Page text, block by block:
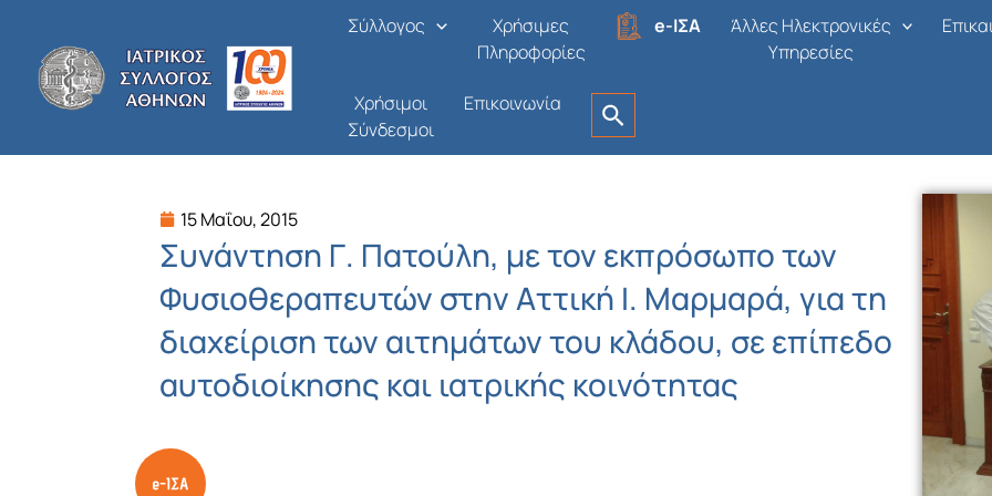
περιεχόμενο
Σύλλογος
Χρήσιμες
Πληροφορίες
e-ΙΣΑ
Άλλες Ηλεκτρονικές
Υπηρεσίες
Χρήσιμοι
Σύνδεσμοι
Επικοινωνία
15 Μαΐου, 2015
Συνάντηση Γ. Πατούλη, με τον εκπρόσωπο των
Φυσιοθεραπευτών στην Αττική Ι. Μαρμαρά, για τη
διαχείριση των αιτημάτων του κλάδου, σε επίπεδο
αυτοδιοίκησης και ιατρικής κοινότητας